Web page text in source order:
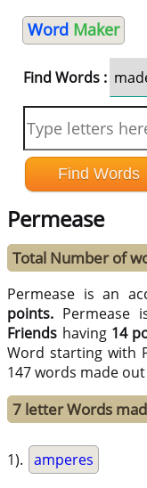
Word Maker
Find Words :
Permease
Total Number of
Permease is an
points.
Friends having 14
Word starting with
147 words made
7 letter Words
1). amperes